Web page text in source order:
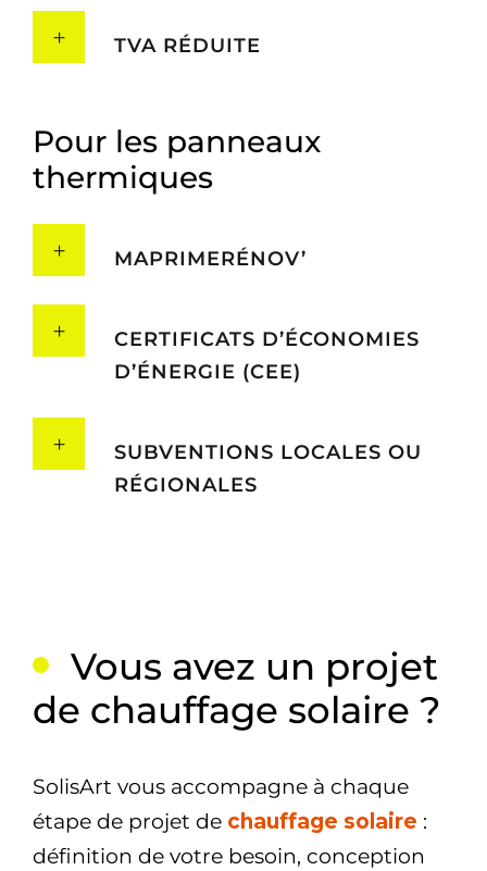
TVA RÉDUITE
Pour les panneaux
thermiques
MAPRIMERÉNOV’
CERTIFICATS D’ÉCONOMIES
D’ÉNERGIE (CEE)
SUBVENTIONS LOCALES OU
RÉGIONALES
Vous avez un projet
de chauffage solaire ?
SolisArt vous accompagne à chaque
étape de projet de chauffage solaire :
définition de votre besoin, conception